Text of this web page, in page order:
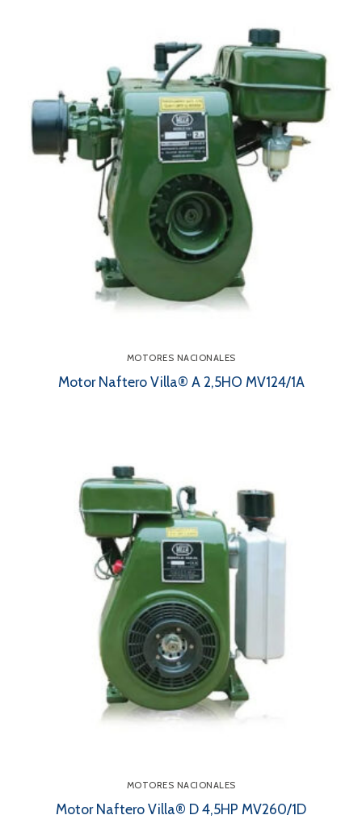
MOTORES NACIONALES
Motor Naftero Villa® A 2,5HO MV124/1A
MOTORES NACIONALES
Motor Naftero Villa® D 4,5HP MV260/1D